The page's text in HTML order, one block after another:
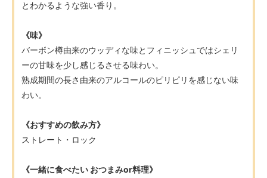
とわかるような強い香り。
《味》
バーボン樽由来のウッディな味とフィニッシュではシェリ
ーの甘味を少し感じるさせる味わい。
熟成期間の長さ由来のアルコールのピリピリを感じない味
わい。
《おすすめの飲み方》
ストレート・ロック
《一緒に食べたい おつまみor料理》